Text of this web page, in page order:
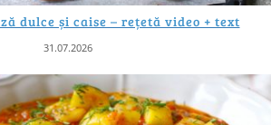
dulce și caise – rețetă video + text
31.07.2026